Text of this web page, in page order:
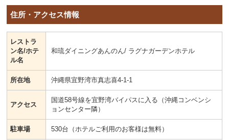
住所・アクセス情報
レストラ
ン名/ホテ
ル名
和琉ダイニングあんのん/ ラグナガーデンホテル
所在地 沖縄県宜野湾市真志喜4-1-1
アクセス
国道58号線を宜野湾バイパスに入る（沖縄コンベンシ
ョンセンター隣）
駐車場 530台（ホテルご利用のお客様は無料）